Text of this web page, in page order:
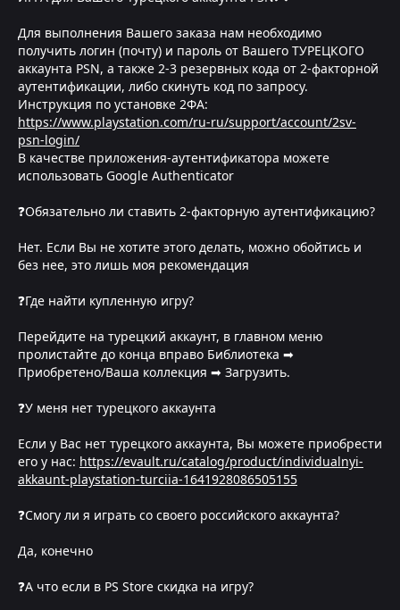
Для выполнения Вашего заказа нам необходимо
получить логин (почту) и пароль от Вашего ТУРЕЦКОГО
аккаунта PSN, а также 2-3 резервных кода от 2-факторной
аутентификации, либо скинуть код по запросу.
Инструкция по установке 2ФА:
https://www.playstation.com/ru-ru/support/account/2sv-
psn-login/
В качестве приложения-аутентификатора можете
использовать Google Authenticator
❓Обязательно ли ставить 2-факторную аутентификацию?
Нет. Если Вы не хотите этого делать, можно обойтись и
без нее, это лишь моя рекомендация
❓Где найти купленную игру?
Перейдите на турецкий аккаунт, в главном меню
пролистайте до конца вправо Библиотека ➡
Приобретено/Ваша коллекция ➡ Загрузить.
❓У меня нет турецкого аккаунта
Если у Вас нет турецкого аккаунта, Вы можете приобрести
его у нас: https://evault.ru/catalog/product/individualnyi-
akkaunt-playstation-turciia-1641928086505155
❓Смогу ли я играть со своего российского аккаунта?
Да, конечно
❓А что если в PS Store скидка на игру?